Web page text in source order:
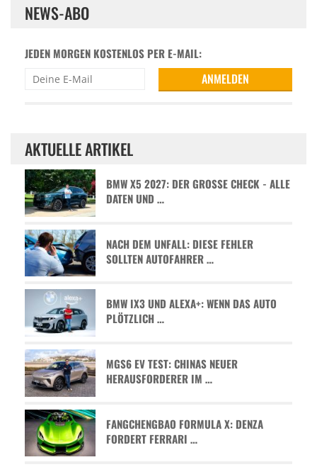
NEWS-ABO
JEDEN MORGEN KOSTENLOS PER E-MAIL:
AKTUELLE ARTIKEL
BMW X5 2027: DER GROSSE CHECK - ALLE D
ATEN UND …
NACH DEM UNFALL: DIESE FEHLER
SOLLTEN AUTOFAHRER …
BMW IX3 UND ALEXA+: WENN DAS AUTO
PLÖTZLICH …
MGS6 EV TEST: CHINAS NEUER
HERAUSFORDERER IM …
FANGCHENGBAO FORMULA X: DENZA
FORDERT FERRARI …